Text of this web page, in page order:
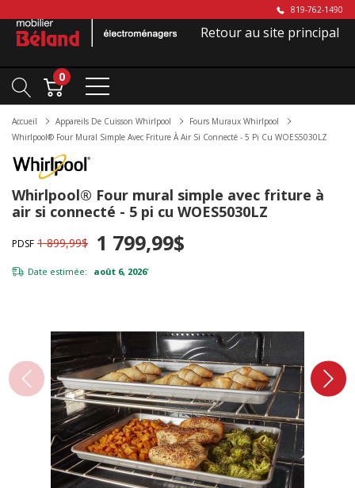
819-762-1490
Retour au site principal
0
Accueil Appareils De Cuisson Whirlpool
Fours Muraux Whirlpool
Whirlpool® Four Mural Simple Avec Friture À Air Si Connecté - 5 Pi Cu WOES5030LZ
Whirlpool® Four mural simple avec friture à
air si connecté - 5 pi cu WOES5030LZ
PDSF 1 899,99$ 1 799,99$
Date estimée: août 6, 2026*